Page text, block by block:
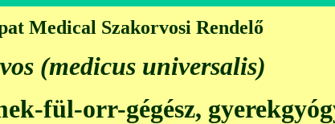
Medical Szakorvosi Rendelő
(medicus universalis)
fül-orr-gégész,